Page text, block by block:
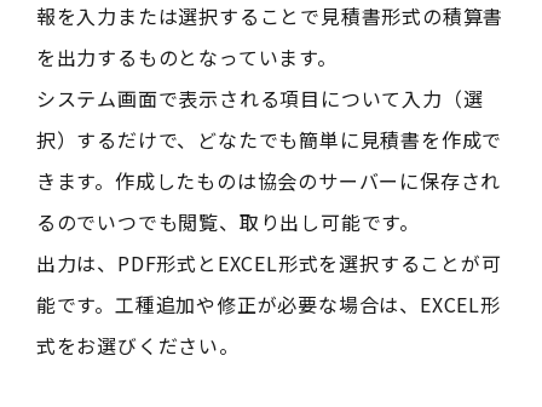
報を入力または選択することで見積書形式の積算書
を出力するものとなっています。
システム画面で表示される項目について入力（選
択）するだけで、どなたでも簡単に見積書を作成で
きます。作成したものは協会のサーバーに保存され
るのでいつでも閲覧、取り出し可能です。
出力は、PDF形式とEXCEL形式を選択することが可
能です。工種追加や修正が必要な場合は、EXCEL形
式をお選びください。